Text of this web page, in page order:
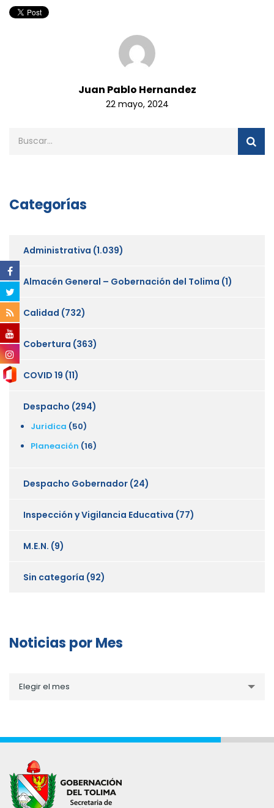
Juan Pablo Hernandez
22 mayo, 2024
Categorías
Administrativa (1.039)
Almacén General – Gobernación del Tolima (1)
Calidad (732)
Cobertura (363)
COVID 19 (11)
Despacho (294)
Juridica (50)
Planeación (16)
Despacho Gobernador (24)
Inspección y Vigilancia Educativa (77)
M.E.N. (9)
Sin categoría (92)
Noticias por Mes
porElegir el mes